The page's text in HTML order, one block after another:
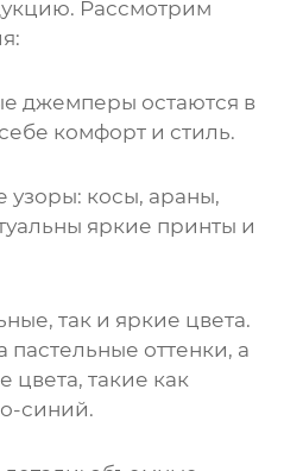
Рассмотрим
джемперы остаются в
комфорт и стиль.
косы, араны,
яркие принты и
так и яркие цвета.
оттенки, а
цвета, такие как
синий.